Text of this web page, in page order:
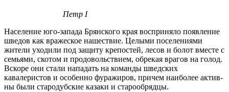
Петр I
Население юго-запада Брянского края восприняло появление
шве­дов как вражеское нашествие. Целыми поселениями
жители уходили под защиту крепостей, лесов и болот вместе с
семьями, скотом и продоволь­ствием, обрекая врагов на голод.
Вскоре они стали нападать на команды шведских
кавалеристов и особенно фуражиров, причем наиболее актив­
ны были стародубские казаки и старообрядцы.